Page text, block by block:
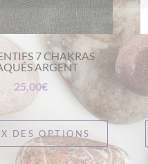
7 CHAKRAS
ARGENT
25,00€
DES OPTIONS